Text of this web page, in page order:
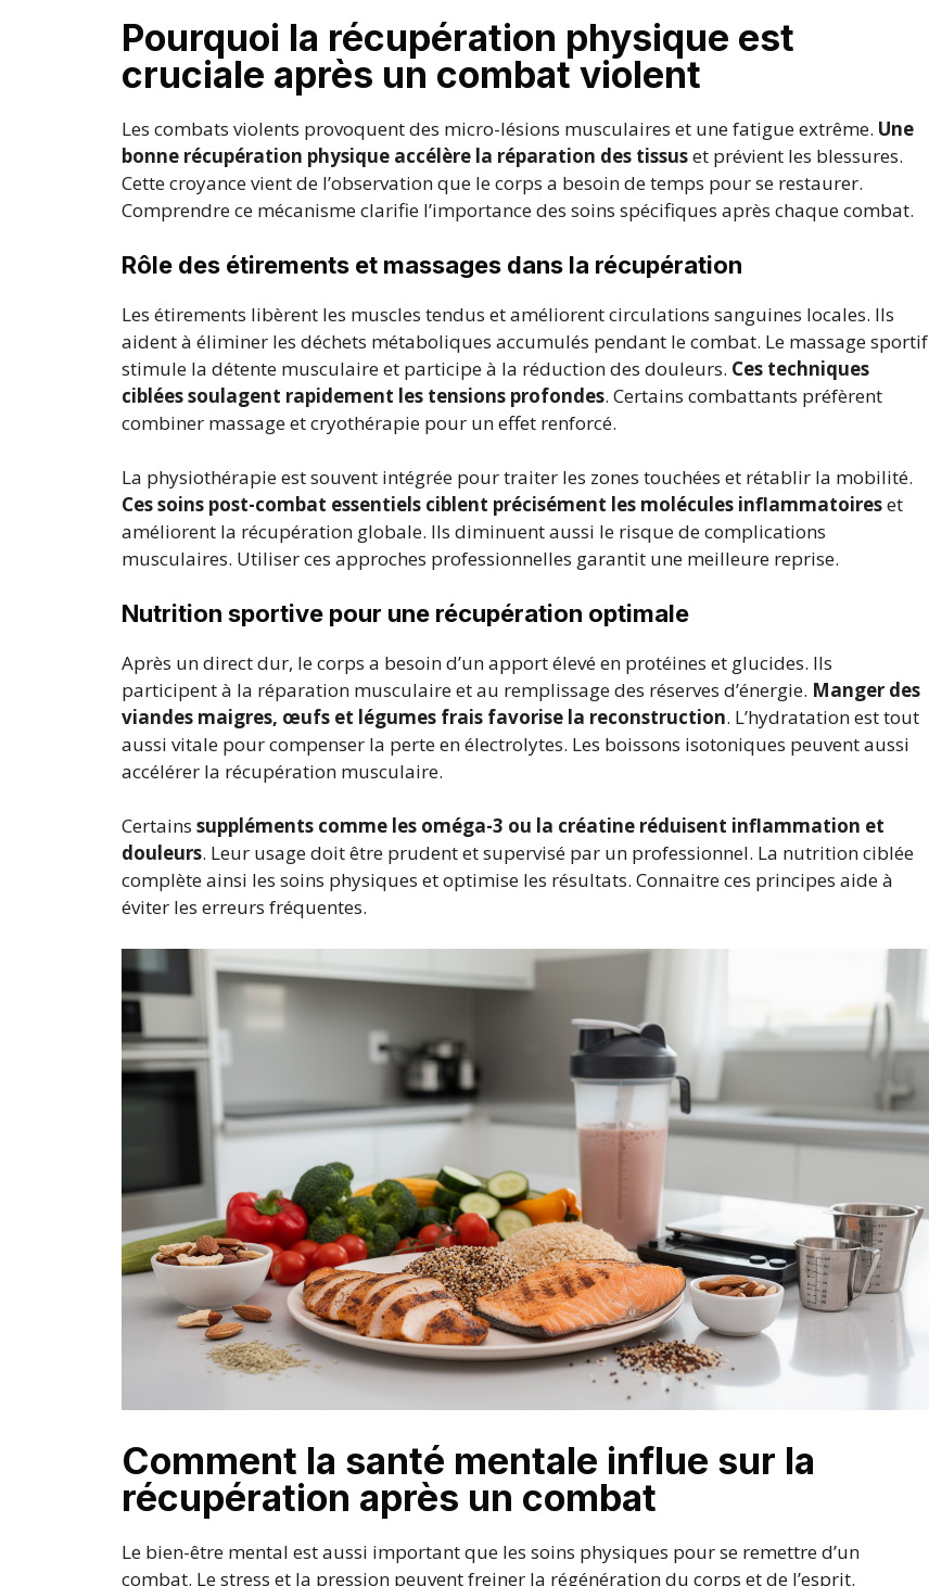
Pourquoi la récupération physique est
cruciale après un combat violent
Les combats violents provoquent des micro-lésions musculaires et une fatigue extrême. Une
bonne récupération physique accélère la réparation des tissuset prévient les blessures.
Cette croyance vient de l’observation que le corps a besoin de temps pour se restaurer.
Comprendre ce mécanisme clarifie l’importance des soins spécifiques après chaque combat.
Rôle des étirements et massages dans la récupération
Les étirements libèrent les muscles tendus et améliorent circulations sanguines locales. Ils
aident à éliminer les déchets métaboliques accumulés pendant le combat. Le massage sportif
stimule la détente musculaire et participe à la réduction des douleurs. Ces techniques
ciblées soulagent rapidement les tensions profondes. Certains combattants préfèrent
combiner massage et cryothérapie pour un effet renforcé.
La physiothérapie est souvent intégrée pour traiter les zones touchées et rétablir la mobilité.
Ces soins post-combat essentiels ciblent précisément les molécules inflammatoireset
améliorent la récupération globale. Ils diminuent aussi le risque de complications
musculaires. Utiliser ces approches professionnelles garantit une meilleure reprise.
Nutrition sportive pour une récupération optimale
Après un direct dur, le corps a besoin d’un apport élevé en protéines et glucides. Ils
participent à la réparation musculaire et au remplissage des réserves d’énergie. Manger des
viandes maigres, œufs et légumes frais favorise la reconstruction. L’hydratation est tout
aussi vitale pour compenser la perte en électrolytes. Les boissons isotoniques peuvent aussi
accélérer la récupération musculaire.
Certains suppléments comme les oméga-3 ou la créatine réduisent inflammation et
douleurs. Leur usage doit être prudent et supervisé par un professionnel. La nutrition ciblée
complète ainsi les soins physiques et optimise les résultats. Connaitre ces principes aide à
éviter les erreurs fréquentes.
Comment la santé mentale influe sur la
récupération après un combat
Le bien-être mental est aussi important que les soins physiques pour se remettre d’un
combat. Le stress et la pression peuvent freiner la régénération du corps et de l’esprit.